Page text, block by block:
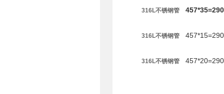
316L不锈钢管
316L不锈钢管
316L不锈钢管